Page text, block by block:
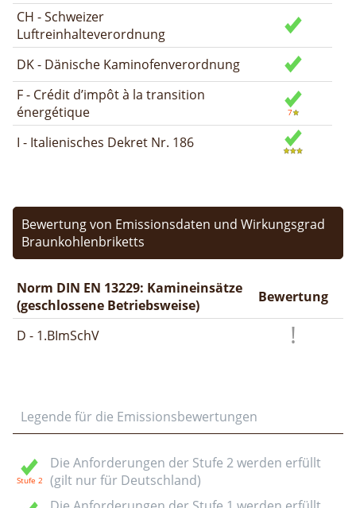
CH - Schweizer
Luftreinhalteverordnung
DK - Dänische Kaminofenverordnung
F - Crédit d’impôt à la transition
énergétique
I - Italienisches Dekret Nr. 186
Bewertung von Emissionsdaten und Wirkungsgrad
Braunkohlenbriketts
Norm DIN EN 13229: Kamineinsätze
(geschlossene Betriebsweise)
Bewertung
D - 1.BImSchV
Legende für die Emissionsbewertungen
Die Anforderungen der Stufe 2 werden erfüllt
(gilt nur für Deutschland)